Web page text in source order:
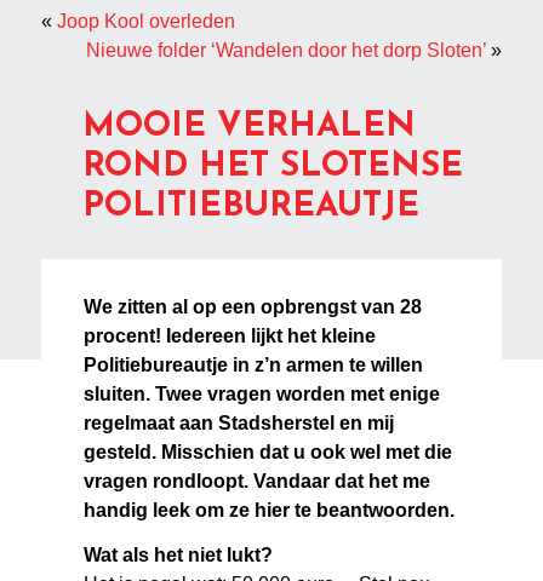
«Joop Kool overleden
Nieuwe folder ‘Wandelen door het dorp Sloten’»
MOOIE VERHALEN
ROND HET SLOTENSE
POLITIEBUREAUTJE
We zitten al op een opbrengst van 28
procent! Iedereen lijkt het kleine
Politiebureautje in z’n armen te willen
sluiten. Twee vragen worden met enige
regelmaat aan Stadsherstel en mij
gesteld. Misschien dat u ook wel met die
vragen rondloopt. Vandaar dat het me
handig leek om ze hier te beantwoorden.
Wat als het niet lukt?